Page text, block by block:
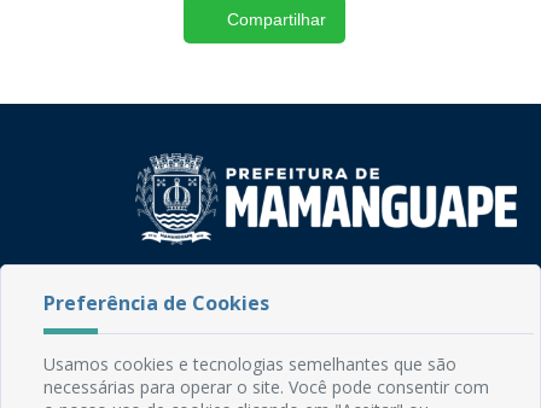
Compartilhar
CEP: 58.280-000 - Mamanguape/PB
Fone: (83) 3292-2246
Email: comunicacao@mamanguape.pb.gov.br
Expediente: Segunda à Sexta, das 08h às 13h
Preferência de Cookies
Usamos cookies e tecnologias semelhantes que são
necessárias para operar o site. Você pode consentir com